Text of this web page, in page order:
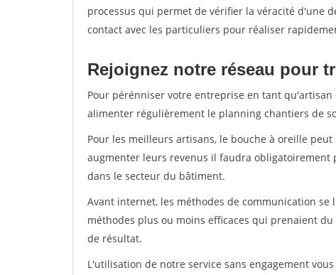
processus qui permet de vérifier la véracité d'une
contact avec les particuliers pour réaliser
Rejoignez notre réseau pour
Pour pérénniser votre entreprise en tant
alimenter régulièrement le planning chantiers de
Pour les meilleurs artisans, le bouche à oreille
augmenter leurs revenus il faudra
dans le secteur du bâtiment.
Avant internet, les méthodes de communication
méthodes plus ou moins efficaces qui prenaient
de résultat.
L'utilisation de notre service sans engagement